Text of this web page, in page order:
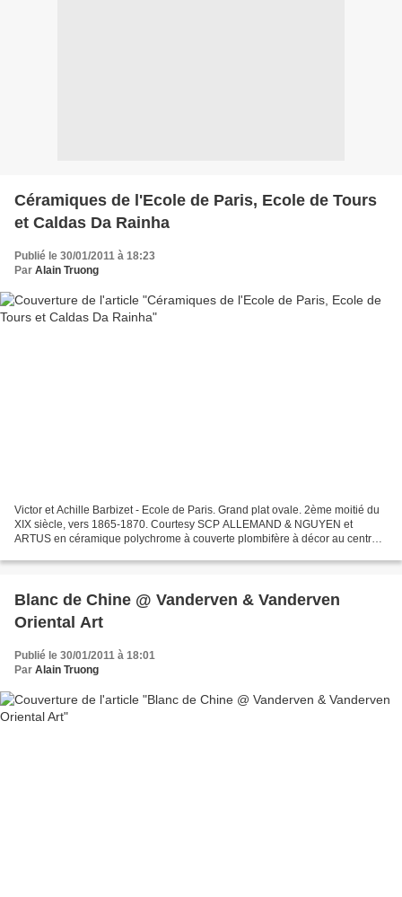
Céramiques de l'Ecole de Paris, Ecole de Tours
et Caldas Da Rainha
Publié le 30/01/2011 à 18:23
Par Alain Truong
Victor et Achille Barbizet - Ecole de Paris. Grand plat ovale. 2ème moitié du
XIX siècle, vers 1865-1870. Courtesy SCP ALLEMAND & NGUYEN et
ARTUS en céramique polychrome à couverte plombifère à décor au centre
Blanc de Chine @ Vanderven & Vanderven
Oriental Art
Publié le 30/01/2011 à 18:01
Par Alain Truong